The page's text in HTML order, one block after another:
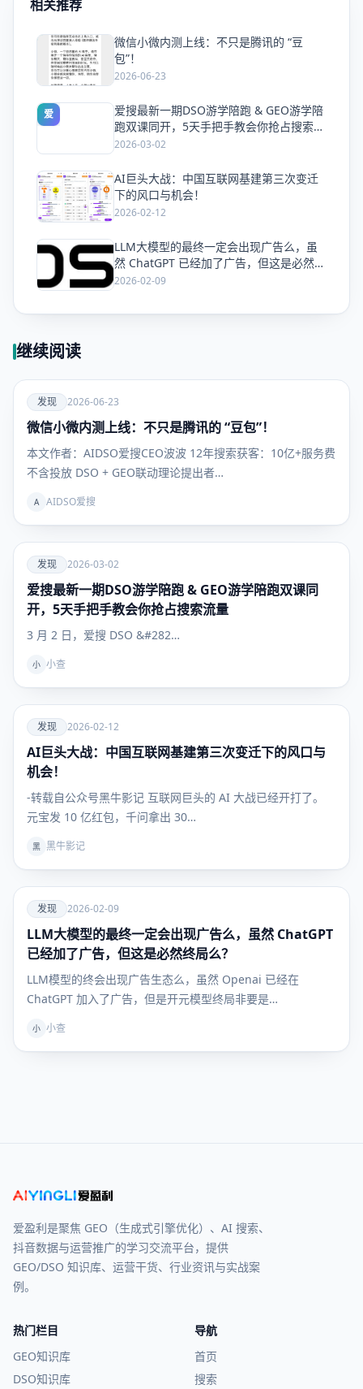
相关推荐
爱
微信小微内测上线：不只是腾讯的 “豆
包”！
2026-06-23
爱
爱搜最新一期DSO游学陪跑 & GEO游学陪
跑双课同开，5天手把手教会你抢占搜索流
量
2026-03-02
爱
AI巨头大战：中国互联网基建第三次变迁
下的风口与机会！
2026-02-12
爱
LLM大模型的最终一定会出现广告么，虽
然 ChatGPT 已经加了广告，但这是必然终
局么？
2026-02-09
继续阅读
爱
发现
发现 2026-06-23
微信小微内测上线：不只是腾讯的 “豆包”！
本文作者：AIDSO爱搜CEO波波 12年搜索获客：10亿+服务费
不含投放 DSO + GEO联动理论提出者…
A AIDSO爱搜
爱
发现
发现 2026-03-02
爱搜最新一期DSO游学陪跑 & GEO游学陪跑双课同
开，5天手把手教会你抢占搜索流量
3 月 2 日，爱搜 DSO &#282…
小 小查
爱
发现
发现 2026-02-12
AI巨头大战：中国互联网基建第三次变迁下的风口与
机会！
-转载自公众号黑牛影记 互联网巨头的 AI 大战已经开打了。
元宝发 10 亿红包，千问拿出 30…
黑 黑牛影记
爱
发现
发现 2026-02-09
LLM大模型的最终一定会出现广告么，虽然 ChatGPT
已经加了广告，但这是必然终局么？
LLM模型的终会出现广告生态么，虽然 Openai 已经在
ChatGPT 加入了广告，但是开元模型终局非要是…
小 小查
爱盈利是聚焦 GEO（生成式引擎优化）、AI 搜索、
抖音数据与运营推广的学习交流平台，提供
GEO/DSO 知识库、运营干货、行业资讯与实战案
例。
热门栏目
GEO知识库
DSO知识库
导航
首页
搜索